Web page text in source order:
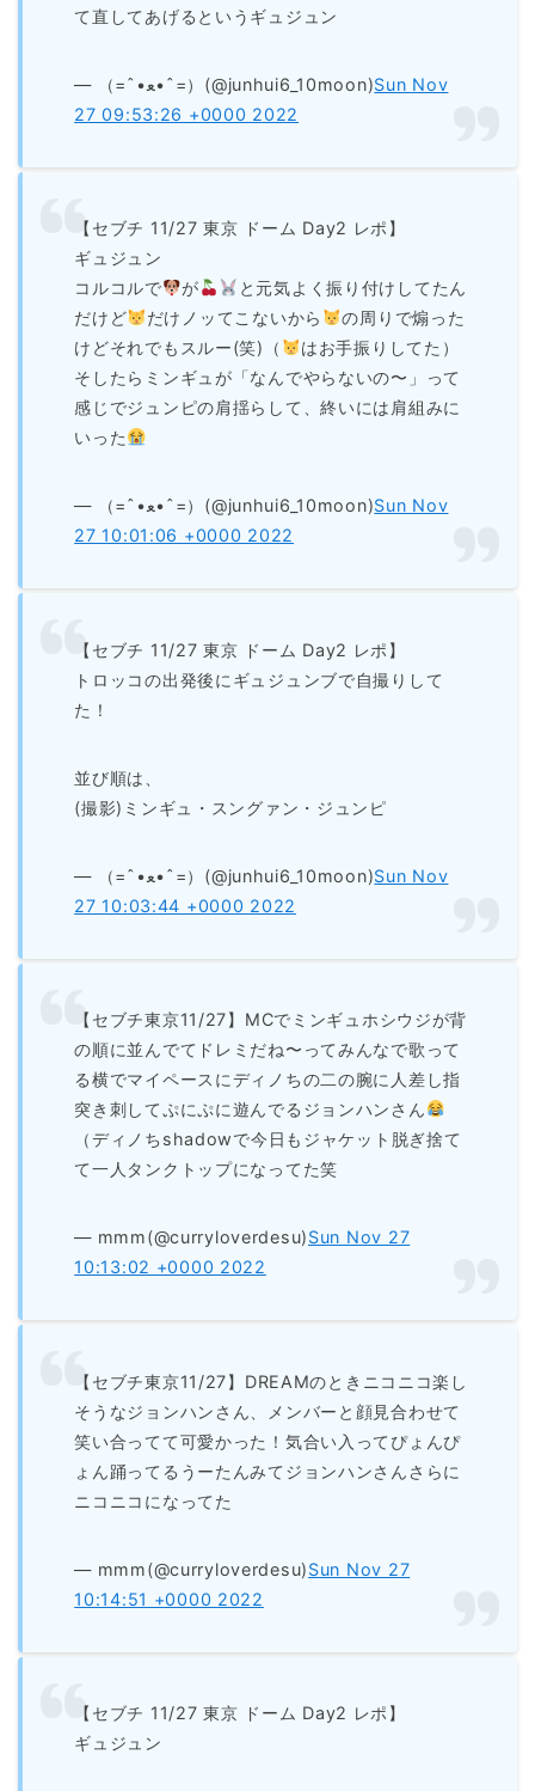
て直してあげるというギュジュン
— （=ˆ•ﻌ•ˆ=）(@junhui6_10moon)Sun Nov
27 09:53:26 +0000 2022
【セブチ 11/27 東京 ドーム Day2 レポ】
ギュジュン
コルコルで
が
と元気よく振り付けしてたん
だけど
だけノッてこないから
の周りで煽った
けどそれでもスルー(笑)（
はお手振りしてた）
そしたらミンギュが「なんでやらないの〜」って
感じでジュンピの肩揺らして、終いには肩組みに
いった
— （=ˆ•ﻌ•ˆ=）(@junhui6_10moon)Sun Nov
27 10:01:06 +0000 2022
【セブチ 11/27 東京 ドーム Day2 レポ】
トロッコの出発後にギュジュンブで自撮りして
た！
並び順は、
(撮影)ミンギュ・スングァン・ジュンピ
— （=ˆ•ﻌ•ˆ=）(@junhui6_10moon)Sun Nov
27 10:03:44 +0000 2022
【セブチ東京11/27】MCでミンギュホシウジが背
の順に並んでてドレミだね〜ってみんなで歌って
る横でマイペースにディノちの二の腕に人差し指
突き刺してぷにぷに遊んでるジョンハンさん
（ディノちshadowで今日もジャケット脱ぎ捨て
て一人タンクトップになってた笑
— mmm(@curryloverdesu)Sun Nov 27
10:13:02 +0000 2022
【セブチ東京11/27】DREAMのときニコニコ楽し
そうなジョンハンさん、メンバーと顔見合わせて
笑い合ってて可愛かった！気合い入ってぴょんぴ
ょん踊ってるうーたんみてジョンハンさんさらに
ニコニコになってた
— mmm(@curryloverdesu)Sun Nov 27
10:14:51 +0000 2022
【セブチ 11/27 東京 ドーム Day2 レポ】
ギュジュン